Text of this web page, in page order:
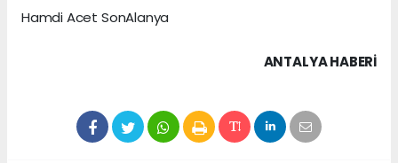
Hamdi Acet SonAlanya
ANTALYA HABERİ